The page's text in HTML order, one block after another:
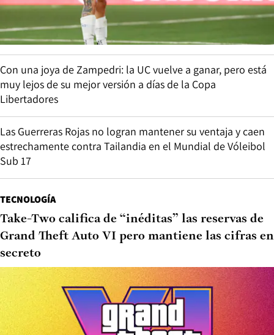
Con una joya de Zampedri: la UC vuelve a ganar, pero está
muy lejos de su mejor versión a días de la Copa
Libertadores
Las Guerreras Rojas no logran mantener su ventaja y caen
estrechamente contra Tailandia en el Mundial de Vóleibol
Sub 17
TECNOLOGÍA
Take-Two califica de “inéditas” las reservas de
Grand Theft Auto VI pero mantiene las cifras en
secreto